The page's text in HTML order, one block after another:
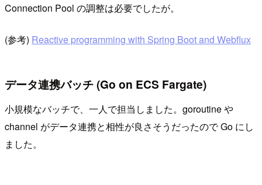
Connection Pool の調整は必要でしたが。
(参考) Reactive programming with Spring Boot and Webflux
データ連携バッチ (Go on ECS Fargate)
小規模なバッチで、一人で担当しました。goroutine や
channel がデータ連携と相性が良さそうだったので Go にし
ました。